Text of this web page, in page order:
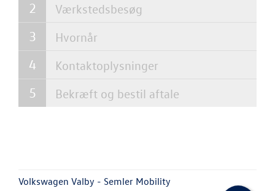
Værkstedsbesøg
Hvornår
Kontaktoplysninger
Bekræft og bestil aftale
Volkswagen Valby - Semler Mobility